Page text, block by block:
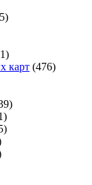
карт (476)